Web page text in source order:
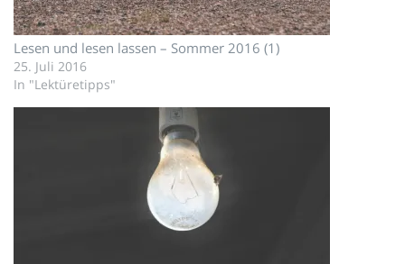
Lesen und lesen lassen – Sommer 2016 (1)
25. Juli 2016
In "Lektüretipps"